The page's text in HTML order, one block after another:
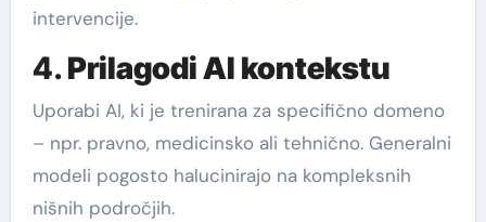
intervencije.
4.Prilagodi AI kontekstu
Uporabi AI, ki je trenirana za specifično domeno
– npr. pravno, medicinsko ali tehnično. Generalni
modeli pogosto halucinirajo na kompleksnih
nišnih področjih.